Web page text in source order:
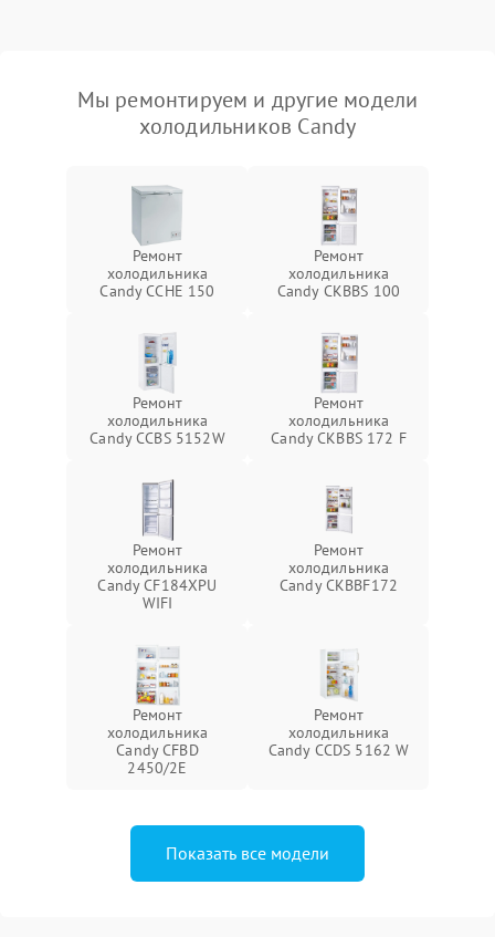
Мы ремонтируем и другие модели
холодильников Candy
Ремонт
холодильника
Candy CCHE 150
Ремонт
холодильника
Candy CKBBS 100
Ремонт
холодильника
Candy CCBS 5152W
Ремонт
холодильника
Candy CKBBS 172 F
Ремонт
холодильника
Candy CF184XPU
WIFI
Ремонт
холодильника
Candy CKBBF172
Ремонт
холодильника
Candy CFBD
2450/2E
Ремонт
холодильника
Candy CCDS 5162 W
Показать все модели